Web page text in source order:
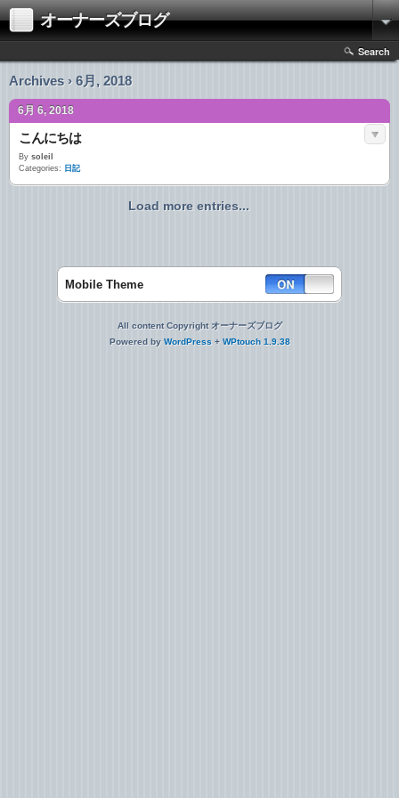
オーナーズブログ
Search
Archives › 6月, 2018
6月 6, 2018
こんにちは
By soleil
Categories: 日記
Load more entries...
Mobile Theme
All content Copyright オーナーズブログ
Powered by WordPress + WPtouch 1.9.38